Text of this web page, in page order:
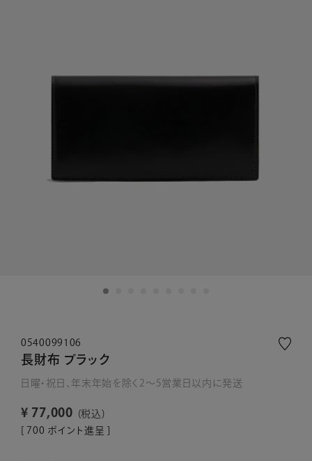
0540099106
長財布 ブラック
日曜・祝日、年末年始を除く2～5営業日以内に発送
¥ 77,000
税込
700 ポイント進呈 ]